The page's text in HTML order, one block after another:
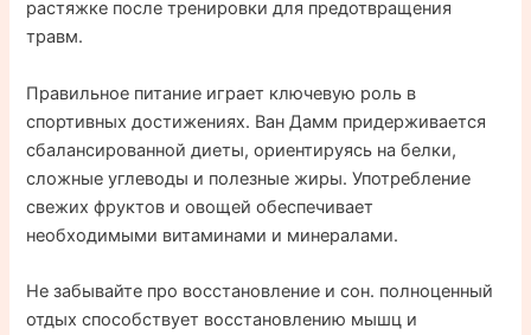
растяжке после тренировки для предотвращения
травм.
Правильное питание играет ключевую роль в
спортивных достижениях. Ван Дамм придерживается
сбалансированной диеты, ориентируясь на белки,
сложные углеводы и полезные жиры. Употребление
свежих фруктов и овощей обеспечивает
необходимыми витаминами и минералами.
Не забывайте про восстановление и сон. полноценный
отдых способствует восстановлению мышц и